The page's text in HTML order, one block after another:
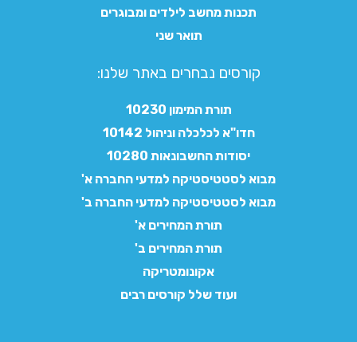
תכנות מחשב לילדים ומבוגרים
תואר שני
קורסים נבחרים באתר שלנו:​
תורת המימון 10230
חדו"א לכלכלה וניהול 10142
יסודות החשבונאות 10280
מבוא לסטטיסטיקה למדעי החברה א'
מבוא לסטטיסטיקה למדעי החברה ב'
תורת המחירים א'
תורת המחירים ב'
אקונומטריקה
ועוד שלל קורסים רבים